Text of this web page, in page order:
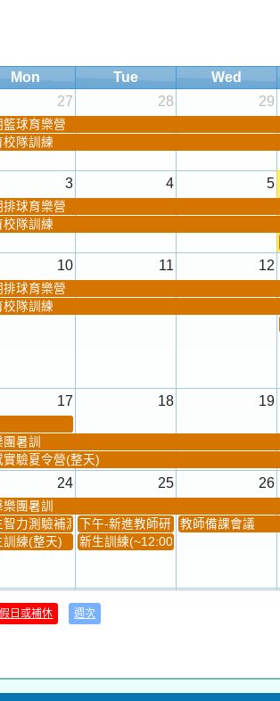
Mon Tue Wed
27 28 29
籃球育樂營
校隊訓練
3 4 5
排球育樂營
校隊訓練
10 11 12
排球育樂營
校隊訓練
17 18 19
暑訓
實驗夏令營(整天)
24 25 26
團暑訓
智力測驗補測(...下午-新進教師研習教師備課會議
訓練(整天)
新生訓練(~12:00)
31
器材負責人訓練發放班級書箱及晨讀...
日或補休 週次